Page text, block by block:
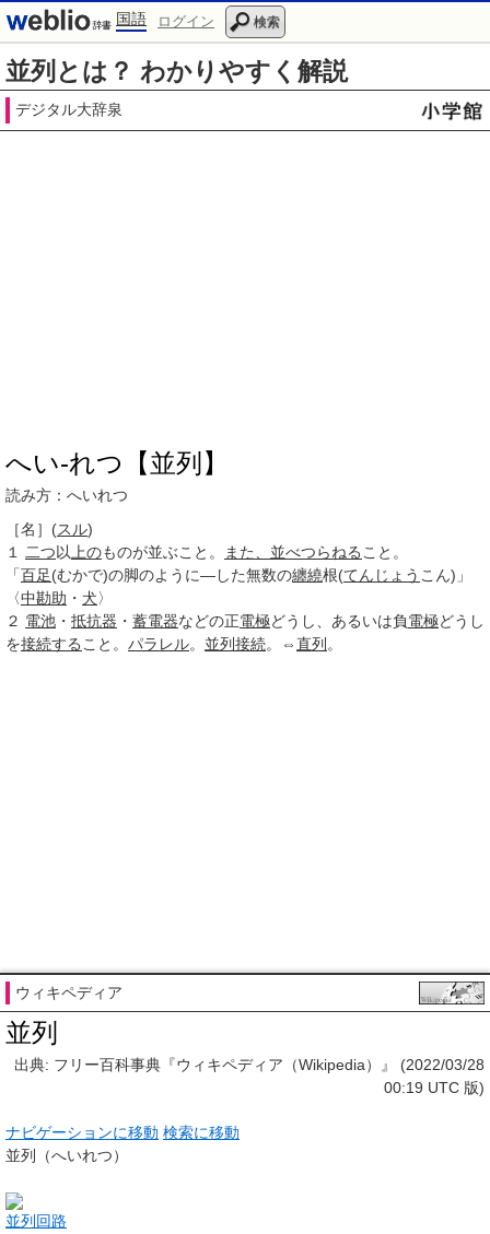
国語 ログイン 検索
並列とは？ わかりやすく解説
デジタル大辞泉
へい‐れつ【並列】
読み方：へいれつ
［名］ (スル)
１
二つ以 上のものが並ぶこと。 また、 並べつらねる こと。
「百足(むかで)の脚のように―した無数の纏繞根(てんじょう こん)」
〈中勘助 ・ 犬〉
２ 電池 ・ 抵抗器 ・ 蓄電器などの正電極どうし、あるいは負電極どうし
を接続する こと。 パラレル。 並列接続。⇔直列 。
ウィキペディア
並列
出典: フリー百科事典『ウィキペディア（Wikipedia）』 (2022/03/28
00:19 UTC 版)
ナビゲーションに移動 検索に移動
並列 （へいれつ）
並列回路